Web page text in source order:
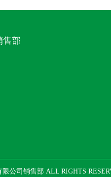
售部
公司销售部 ALL RIGHTS